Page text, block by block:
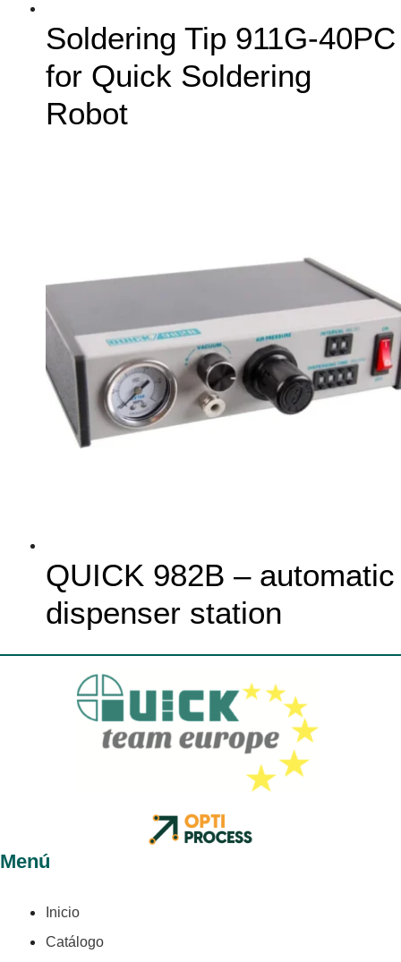
Soldering Tip 911G-40PC
for Quick Soldering
Robot
QUICK 982B – automatic
dispenser station
Menú
Inicio
Catálogo